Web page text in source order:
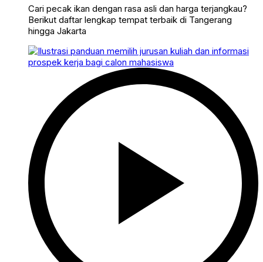
Cari pecak ikan dengan rasa asli dan harga terjangkau?
Berikut daftar lengkap tempat terbaik di Tangerang
hingga Jakarta